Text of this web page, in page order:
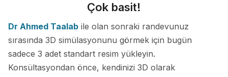
Çok basit!
Dr Ahmed Taalab ile olan sonraki randevunuz
sırasında 3D simülasyonunu görmek için bugün
sadece 3 adet standart resim yükleyin.
Konsültasyondan önce, kendinizi 3D olarak